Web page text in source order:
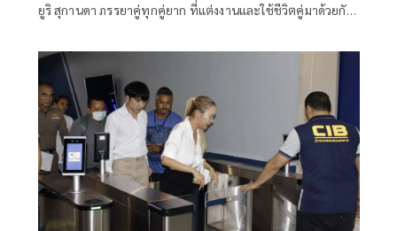
ยูริ สุกานดา ภรรยาคู่ทุกคู่ยาก ที่แต่งงานและใช้ชีวิตคู่มาด้วยกัน